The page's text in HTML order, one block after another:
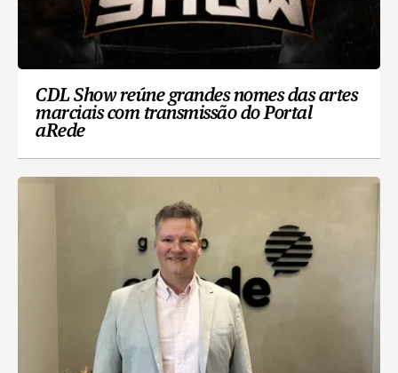
CDL Show reúne grandes nomes das artes
marciais com transmissão do Portal
aRede